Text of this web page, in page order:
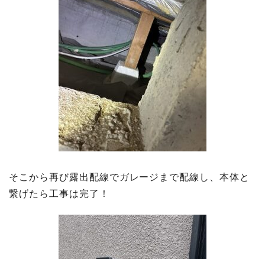
そこから再び露出配線でガレージまで配線し、本体と
繋げたら工事は完了！